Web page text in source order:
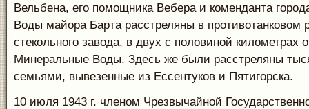
Вельбена, его помощника Вебера и коменданта
Воды майора Барта расстреляны в противотанковом
стекольного завода, в двух с половиной километрах
Минеральные Воды. Здесь же были расстреляны
семьями, вывезенные из Ессентуков и Пятигорска.
10 июля 1943 г. членом Чрезвычайной